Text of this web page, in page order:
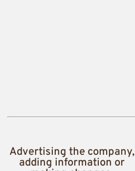
Advertising the company,
adding information or